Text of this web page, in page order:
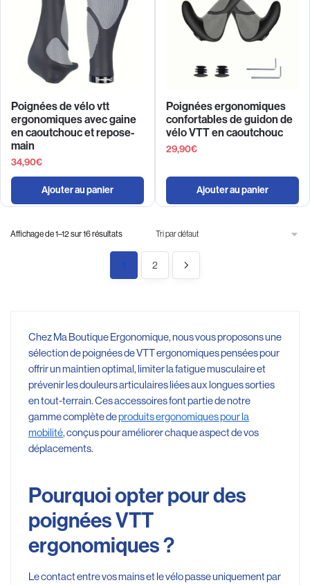
Poignées de vélo vtt
ergonomiques avec gaine
en caoutchouc et repose-
main
34,90€
Ajouter au panier
Poignées ergonomiques
confortables de guidon de
vélo VTT en caoutchouc
29,90€
Ajouter au panier
Affichage de 1–12 sur 16 résultats
1 2
Chez Ma Boutique Ergonomique, nous vous proposons une
sélection de poignées de VTT ergonomiques pensées pour
offrir un maintien optimal, limiter la fatigue musculaire et
prévenir les douleurs articulaires liées aux longues sorties
en tout-terrain. Ces accessoires font partie de notre
gamme complète deproduits ergonomiques pour la
mobilité, conçus pour améliorer chaque aspect de vos
déplacements.
Pourquoi opter pour des
poignées VTT
ergonomiques ?
Le contact entre vos mains et le vélo passe uniquement par